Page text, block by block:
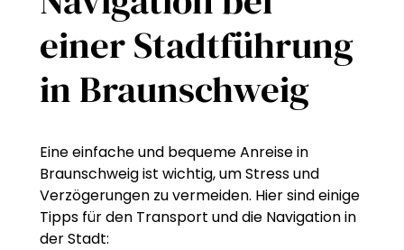
einer Stadtführung
in Braunschweig
Eine einfache und bequeme Anreise in
Braunschweig ist wichtig, um Stress und
Verzögerungen zu vermeiden. Hier sind einige
Tipps für den Transport und die Navigation in
der Stadt: